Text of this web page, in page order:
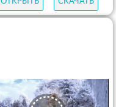
ОТКРЫТЬ СКАЧАТЬ